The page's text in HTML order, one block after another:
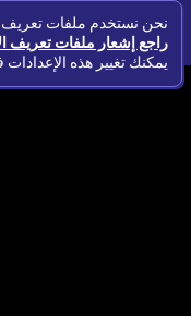
نحن نستخدم ملفات تعريف
راجع إشعار ملفات تعريف
يمكنك تغيير هذه